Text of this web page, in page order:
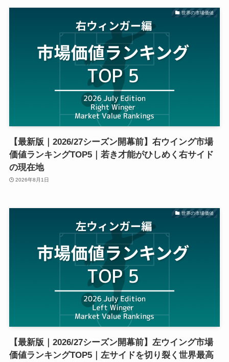
世界の市場価値
【最新版｜2026/27シーズン開幕前】右ウイング市場
価値ランキングTOP5｜若き才能がひしめく右サイド
の現在地
2026年8月1日
世界の市場価値
【最新版｜2026/27シーズン開幕前】左ウイング市場
価値ランキングTOP5｜左サイドを切り裂く世界最高